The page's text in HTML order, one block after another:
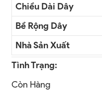
Chiều Dài Dây
Bề Rộng Dây
Nhà Sản Xuất
Tình Trạng:
Còn Hàng